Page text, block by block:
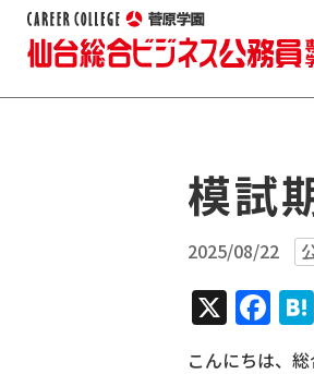
模試
2025/08/22
X
こんにちは、総